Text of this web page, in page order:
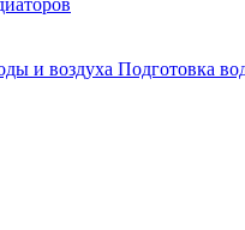
Подготовка